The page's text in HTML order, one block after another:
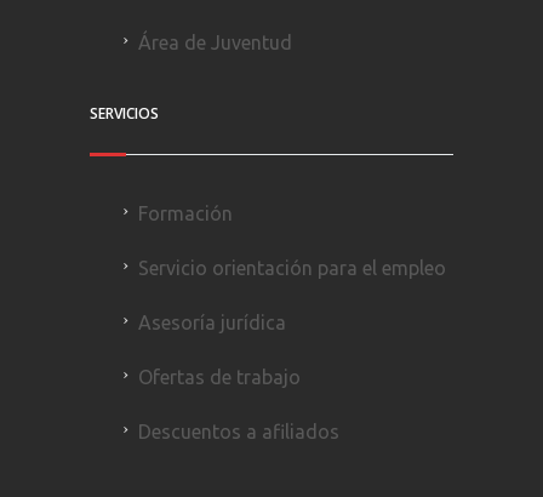
Área de Juventud
SERVICIOS
Formación
Servicio orientación para el empleo
Asesoría jurídica
Ofertas de trabajo
Descuentos a afiliados